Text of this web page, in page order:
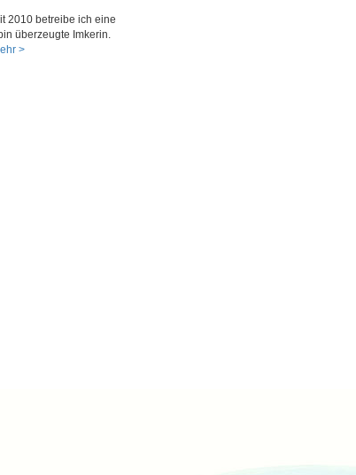
2010 betreibe ich eine
überzeugte Imkerin.
>